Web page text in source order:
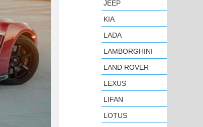
JEEP
KIA
LADA
LAMBORGHINI
LAND ROVER
LEXUS
LIFAN
LOTUS